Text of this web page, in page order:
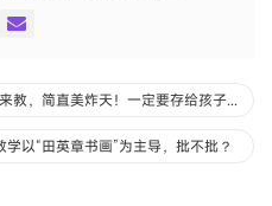
上一篇：当中小学必读诗词由邓丽君来教，简直美炸天！一定要存给孩子听！
以“田英章书画”为主导，批不批？